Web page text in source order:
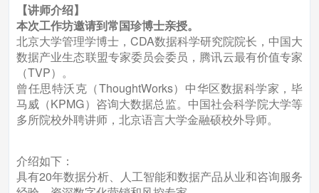
【讲师介绍】
本次工作坊邀请到常国珍博士亲授。
北京大学管理学博士，CDA数据科学研究院院长，中国大
数据产业生态联盟专家委员会委员，腾讯云最有价值专家
（TVP）。
曾任思特沃克（ThoughtWorks）中华区数据科学家，毕
马威（KPMG）咨询大数据总监。中国社会科学院大学等
多所院校外聘讲师，北京语言大学金融硕校外导师。
介绍如下：
具有20年数据分析、人工智能和数据产品从业和咨询服务